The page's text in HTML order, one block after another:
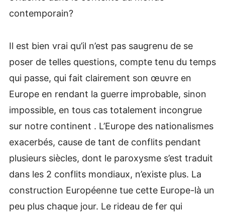
contemporain?
Il est bien vrai qu’il n’est pas saugrenu de se
poser de telles questions, compte tenu du temps
qui passe, qui fait clairement son œuvre en
Europe en rendant la guerre improbable, sinon
impossible, en tous cas totalement incongrue
sur notre continent . L’Europe des nationalismes
exacerbés, cause de tant de conflits pendant
plusieurs siècles, dont le paroxysme s’est traduit
dans les 2 conflits mondiaux, n’existe plus. La
construction Européenne tue cette Europe-là un
peu plus chaque jour. Le rideau de fer qui